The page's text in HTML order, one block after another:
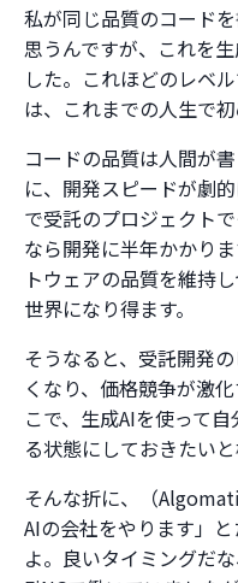
私が同じ品質のコード
思うんですが、これを
した。これほどのレベ
は、これまでの人生で初
コードの品質は人間が
に、開発スピードが劇
で受託のプロジェクト
なら開発に半年かかり
トウェアの品質を維持
世界になり得ます。
そうなると、受託開発
くなり、価格競争が激
こで、生成AIを使って
る状態にしておきたい
そんな折に、（
AIの会社をやります」
よ。良いタイミングだ